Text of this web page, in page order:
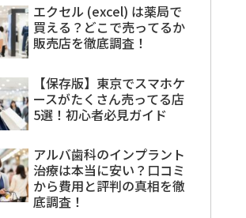
エクセル (excel) は薬局で
買える？どこで売ってるか
販売店を徹底調査！
【保存版】東京でスマホケ
ースがたくさん売ってる店
5選！初心者必見ガイド
アルバ歯科のインプラント
治療は本当に安い？口コミ
から費用と評判の真相を徹
底調査！